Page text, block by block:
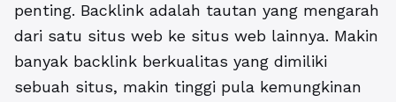
penting. Backlink adalah tautan yang mengarah
dari satu situs web ke situs web lainnya. Makin
banyak backlink berkualitas yang dimiliki
sebuah situs, makin tinggi pula kemungkinan